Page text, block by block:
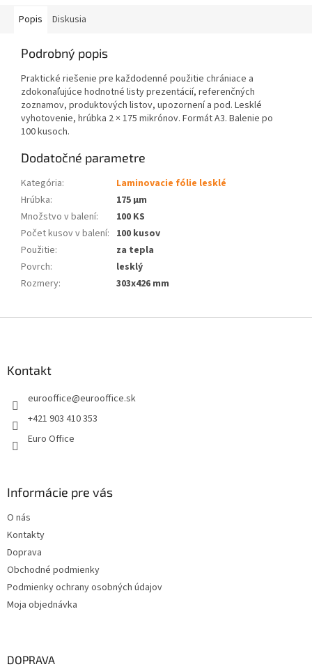
Popis Diskusia
Podrobný popis
Praktické riešenie pre každodenné použitie chrániace a
zdokonaľujúce hodnotné listy prezentácií, referenčných
zoznamov, produktových listov, upozornení a pod. Lesklé
vyhotovenie, hrúbka 2 × 175 mikrónov. Formát A3. Balenie po
100 kusoch.
Dodatočné parametre
Kategória:
Laminovacie fólie lesklé
Hrúbka:
175 μm
Množstvo v balení:
100 KS
Počet kusov v balení: 100 kusov
Použitie:
za tepla
Povrch:
lesklý
Rozmery: 303x426 mm
Kontakt
eurooffice@eurooffice.sk
+421 903 410 353
Euro Office
Informácie pre vás
O nás
Kontakty
Doprava
Obchodné podmienky
Podmienky ochrany osobných údajov
Moja objednávka
DOPRAVA